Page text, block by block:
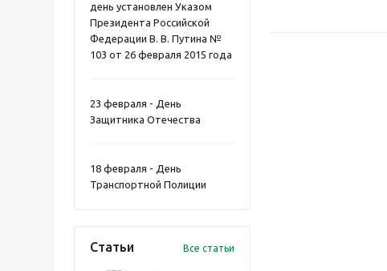
день установлен Указом
Президента Российской
Федерации В. В. Путина №
103 от 26 февраля 2015 года
23 февраля - День
Защитника Отечества
18 февраля - День
Транспортной Полиции
Статьи Все статьи